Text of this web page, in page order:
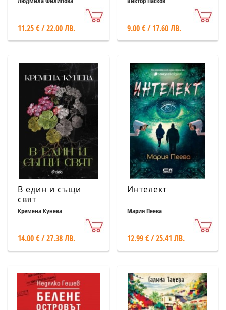
11.25 € / 22.00 ЛВ. 9.00 € / 17.60 ЛВ.
В един и същи
свят
Кремена Кунева
14.00 € / 27.38 ЛВ.
Интелект
Мария Пеева
12.99 € / 25.41 ЛВ.